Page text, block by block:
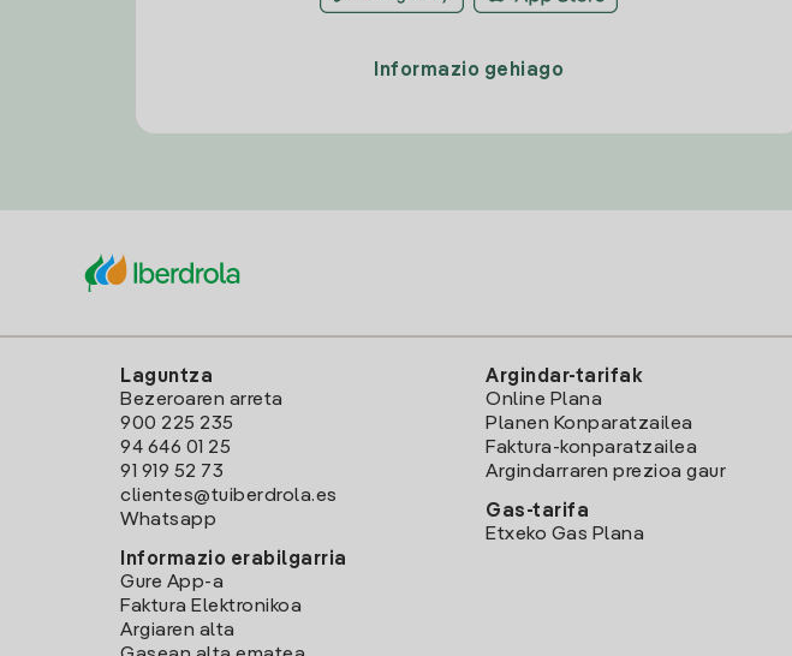
Informazio gehiago
Laguntza
Bezeroaren arreta
900 225 235
94 646 01 25
91 919 52 73
clientes@tuiberdrola.es
Whatsapp
Informazio erabilgarria
Gure App-a
Faktura Elektronikoa
Argiaren alta
Argindar-tarifak
Online Plana
Planen Konparatzailea
Faktura-konparatzailea
Argindarraren prezioa gaur
Gas-tarifa
Etxeko Gas Plana